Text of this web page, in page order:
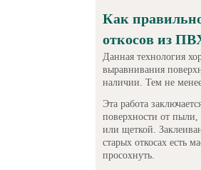
Как
откосов из
Данная технология
выравнивания
наличии. Тем не
Эта работа
поверхности от
или щеткой.
старых откосах есть
просохнуть.